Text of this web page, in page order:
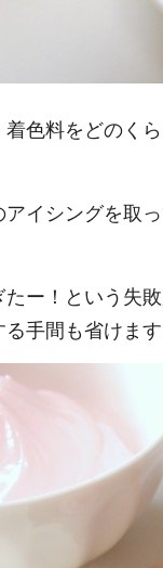
色料をどのく
イシングを取
ー！という失
手間も省けます